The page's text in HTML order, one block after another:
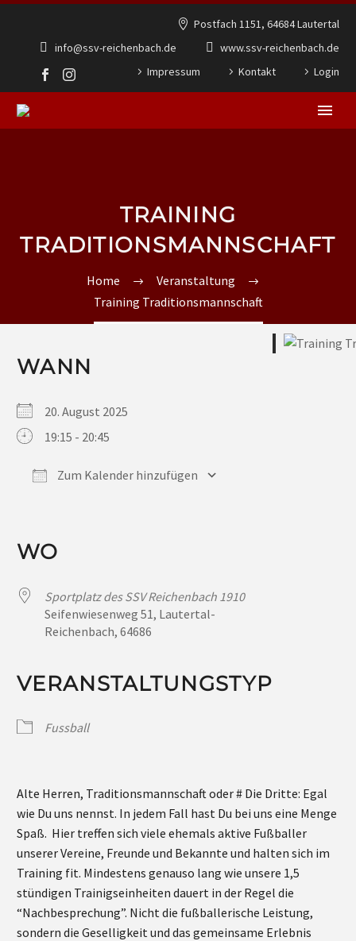
Postfach 1151, 64684 Lautertal
info@ssv-reichenbach.de
www.ssv-reichenbach.de
Impressum
Kontakt Login
TRAINING
TRADITIONSMANNSCHAFT
Home
Veranstaltung
Training Traditionsmannschaft
WANN
20. August 2025
19:15 - 20:45
Zum Kalender hinzufügen
WO
Sportplatz des SSV Reichenbach 1910
Seifenwiesenweg 51, Lautertal-
Reichenbach, 64686
VERANSTALTUNGSTYP
Fussball
Alte Herren, Traditionsmannschaft oder # Die Dritte: Egal
wie Du uns nennst. In jedem Fall hast Du bei uns eine Menge
Spaß. Hier treffen sich viele ehemals aktive Fußballer
unserer Vereine, Freunde und Bekannte und halten sich im
Training fit. Mindestens genauso lang wie unsere 1,5
stündigen Trainigseinheiten dauert in der Regel die
“Nachbesprechung”. Nicht die fußballerische Leistung,
sondern die Geselligkeit und das gemeinsame Erlebnis